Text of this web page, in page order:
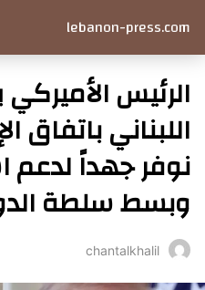
lebanon-press.com
الرئيس
اللبناني باتفاق
نوفر جهداً لدعم
وبسط سلطة
chantalkhalil